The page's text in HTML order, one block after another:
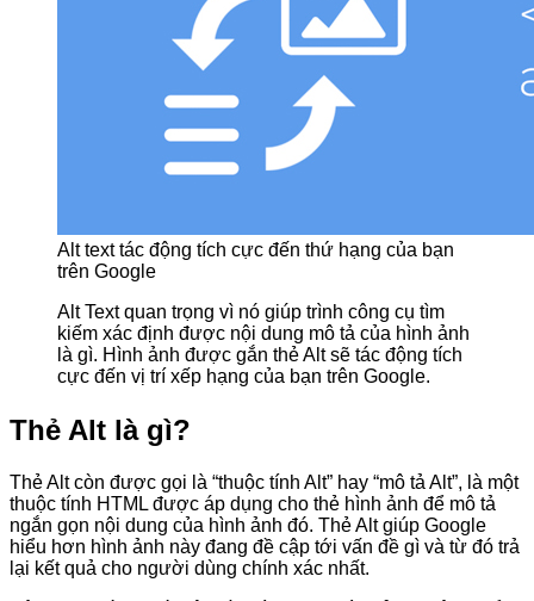
Alt text tác động tích cực đến thứ hạng của bạn
trên Google
Alt Text quan trọng vì nó giúp trình công cụ tìm
kiếm xác định được nội dung mô tả của hình ảnh
là gì. Hình ảnh được gắn thẻ Alt sẽ tác động tích
cực đến vị trí xếp hạng của bạn trên Google.
Thẻ Alt là gì?
Thẻ Alt còn được gọi là “thuộc tính Alt” hay “mô tả Alt”, là một
thuộc tính HTML được áp dụng cho thẻ hình ảnh để mô tả
ngắn gọn nội dung của hình ảnh đó. Thẻ Alt giúp Google
hiểu hơn hình ảnh này đang đề cập tới vấn đề gì và từ đó trả
lại kết quả cho người dùng chính xác nhất.